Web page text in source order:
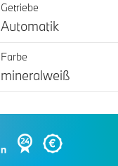
Getriebe
Automatik
Farbe
mineralweiß